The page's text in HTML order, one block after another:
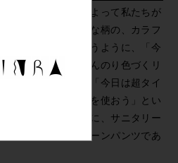
大切なのは気分によって私たちが
いうこと。いろんな柄の、カラフ
ようねと確かめ合うように、「今
オーガニックのほんのり色づくリ
で過ごそう」とか「今日は超タイ
いから月経カップを使おう」とい
、自分で選ぶために、サニタリー
し、その一つがムーンパンツであ